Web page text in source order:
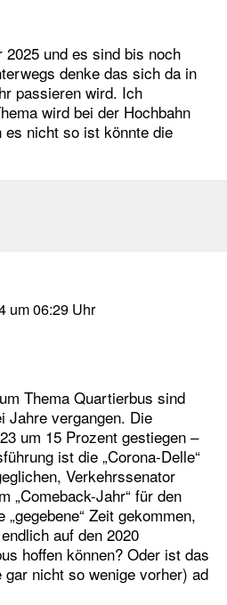
und es sind bis noch
denke das sich da in
passieren wird. Ich
wird bei der Hochbahn
es nicht so ist könnte die
um 06:29 Uhr
Thema Quartierbus sind
Jahre vergangen. Die
um 15 Prozent gestiegen –
ist die „Corona-Delle“
Verkehrssenator
„Comeback-Jahr“ für den
Zeit gekommen,
auf den 2020
hoffen können? Oder ist das
nicht so wenige vorher) ad